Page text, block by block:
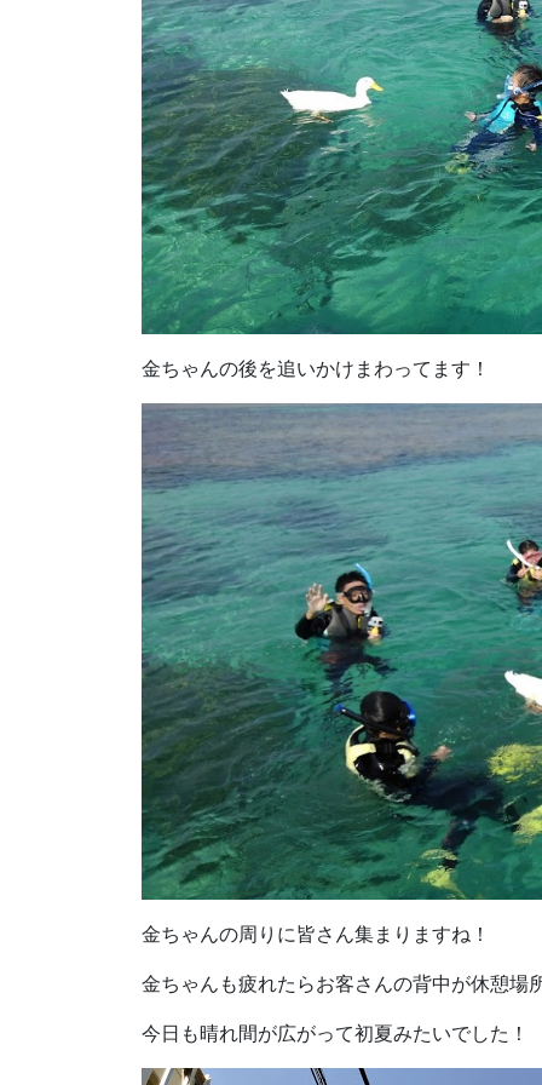
金ちゃんの後を追いかけまわってます！
金ちゃんの周りに皆さん集まりますね！
金ちゃんも疲れたらお客さんの背中が休憩場
今日も晴れ間が広がって初夏みたいでした！